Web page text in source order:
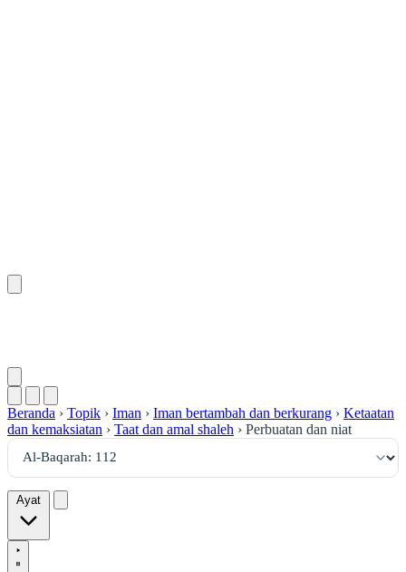
Beranda › Topik › Iman › Iman bertambah dan berkurang › Ketaatan
dan kemaksiatan › Taat dan amal shaleh › Perbuatan dan niat
Ayat